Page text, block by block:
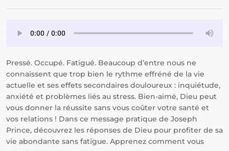
Pressé. Occupé. Fatigué. Beaucoup d’entre nous ne
connaissent que trop bien le rythme effréné de la vie
actuelle et ses effets secondaires douloureux : inquiétude,
anxiété et problèmes liés au stress. Bien-aimé, Dieu peut
vous donner la réussite sans vous coûter votre santé et
vos relations ! Dans ce message pratique de Joseph
Prince, découvrez les réponses de Dieu pour profiter de sa
vie abondante sans fatigue. Apprenez comment vous